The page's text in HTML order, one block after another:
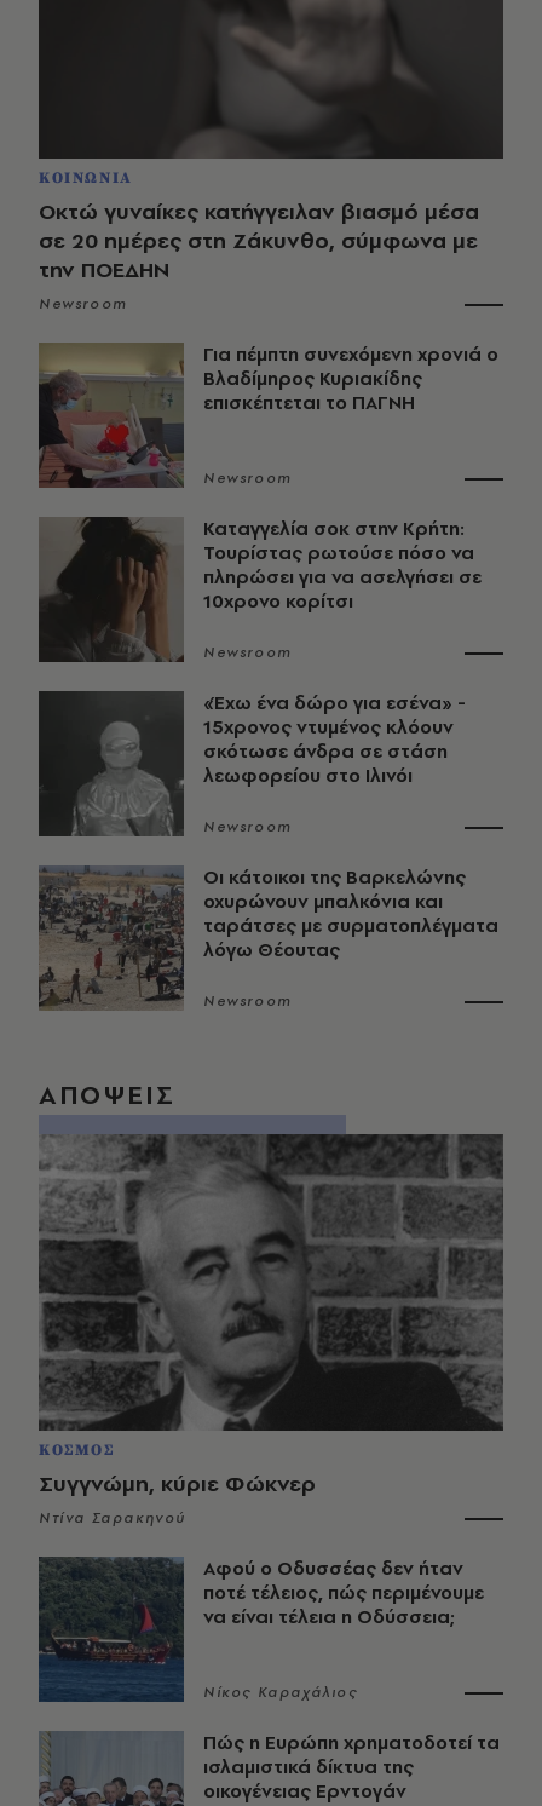
ΚΟΙΝΩΝΙΑ
Οκτώ γυναίκες κατήγγειλαν βιασμό μέσα
σε 20 ημέρες στη Ζάκυνθο, σύμφωνα με
την ΠΟΕΔΗΝ
Newsroom
Για πέμπτη συνεχόμενη χρονιά ο
Βλαδίμηρος Κυριακίδης
επισκέπτεται το ΠΑΓΝΗ
Newsroom
Καταγγελία σοκ στην Κρήτη:
Τουρίστας ρωτούσε πόσο να
πληρώσει για να ασελγήσει σε
10χρονο κορίτσι
Newsroom
«Έχω ένα δώρο για εσένα» -
15χρονος ντυμένος κλόουν
σκότωσε άνδρα σε στάση
λεωφορείου στο Ιλινόι
Newsroom
Οι κάτοικοι της Βαρκελώνης
οχυρώνουν μπαλκόνια και
ταράτσες με συρματοπλέγματα
λόγω Θέουτας
Newsroom
ΑΠΟΨΕΙΣ
ΚΟΣΜΟΣ
Συγγνώμη, κύριε Φώκνερ
Ντίνα Σαρακηνού
Αφού ο Οδυσσέας δεν ήταν
ποτέ τέλειος, πώς περιμένουμε
να είναι τέλεια η Οδύσσεια;
Νίκος Καραχάλιος
Πώς η Ευρώπη χρηματοδοτεί τα
ισλαμιστικά δίκτυα της
οικογένειας Ερντογάν